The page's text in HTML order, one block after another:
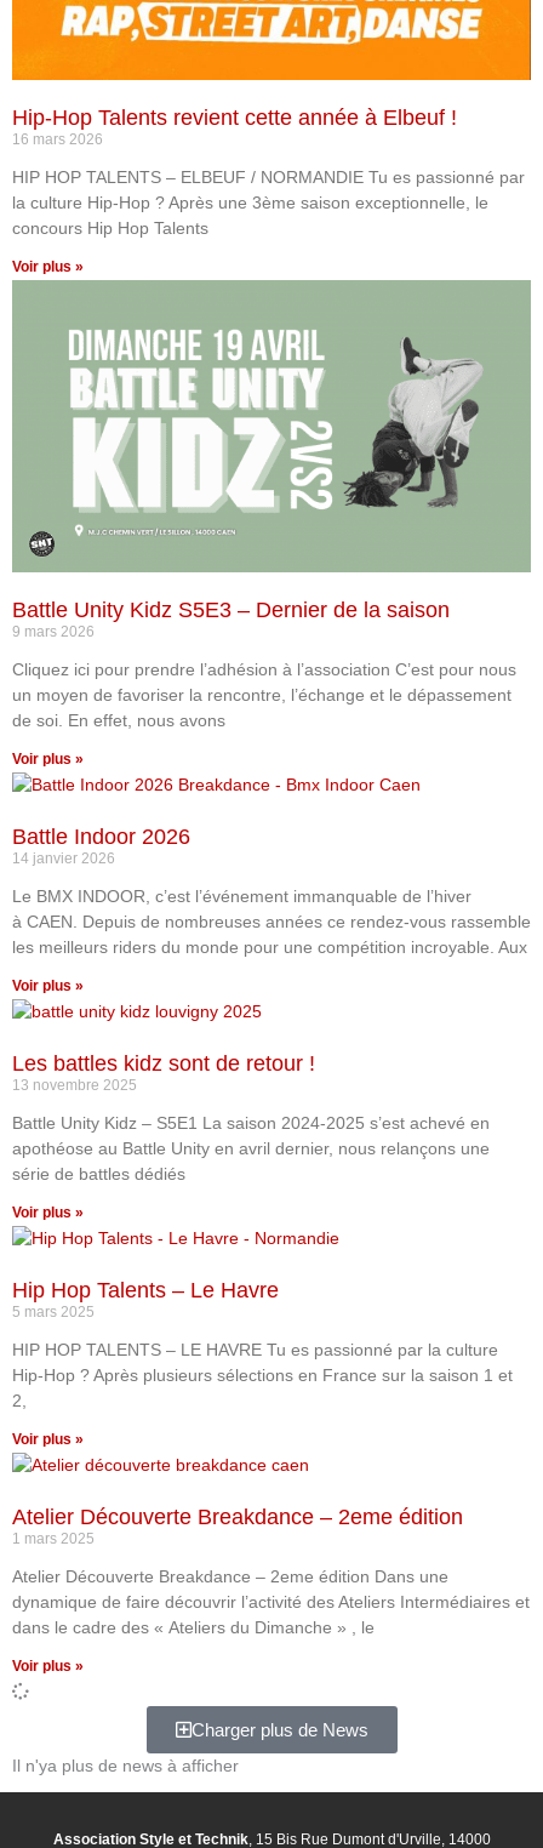
Hip-Hop Talents revient cette année à Elbeuf !
16 mars 2026
HIP HOP TALENTS – ELBEUF / NORMANDIE Tu es passionné par
la culture Hip-Hop ? Après une 3ème saison exceptionnelle, le
concours Hip Hop Talents
Voir plus »
Battle Unity Kidz S5E3 – Dernier de la saison
9 mars 2026
Cliquez ici pour prendre l’adhésion à l’association C’est pour nous
un moyen de favoriser la rencontre, l’échange et le dépassement
de soi. En effet, nous avons
Voir plus »
Battle Indoor 2026
14 janvier 2026
Le BMX INDOOR, c’est l’événement immanquable de l’hiver
à CAEN. Depuis de nombreuses années ce rendez-vous rassemble
les meilleurs riders du monde pour une compétition incroyable. Aux
Voir plus »
Les battles kidz sont de retour !
13 novembre 2025
Battle Unity Kidz – S5E1 La saison 2024-2025 s’est achevé en
apothéose au Battle Unity en avril dernier, nous relançons une
série de battles dédiés
Voir plus »
Hip Hop Talents – Le Havre
5 mars 2025
HIP HOP TALENTS – LE HAVRE Tu es passionné par la culture
Hip-Hop ? Après plusieurs sélections en France sur la saison 1 et
2,
Voir plus »
Atelier Découverte Breakdance – 2eme édition
1 mars 2025
Atelier Découverte Breakdance – 2eme édition Dans une
dynamique de faire découvrir l’activité des Ateliers Intermédiaires et
dans le cadre des « Ateliers du Dimanche » , le
Voir plus »
Charger plus de News
Il n'ya plus de news à afficher
Association Style et Technik, 15 Bis Rue Dumont d'Urville, 14000